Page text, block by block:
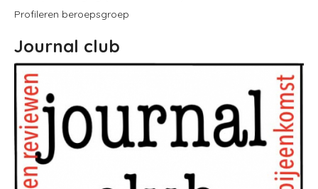
Profileren beroepsgroep
Journal club
Image